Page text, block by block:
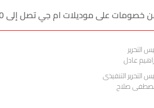
على موديلات ام جي تصل إلى 100 ألف جنيه
التحرير
عادل
التحرير التنفيذى
صلاح